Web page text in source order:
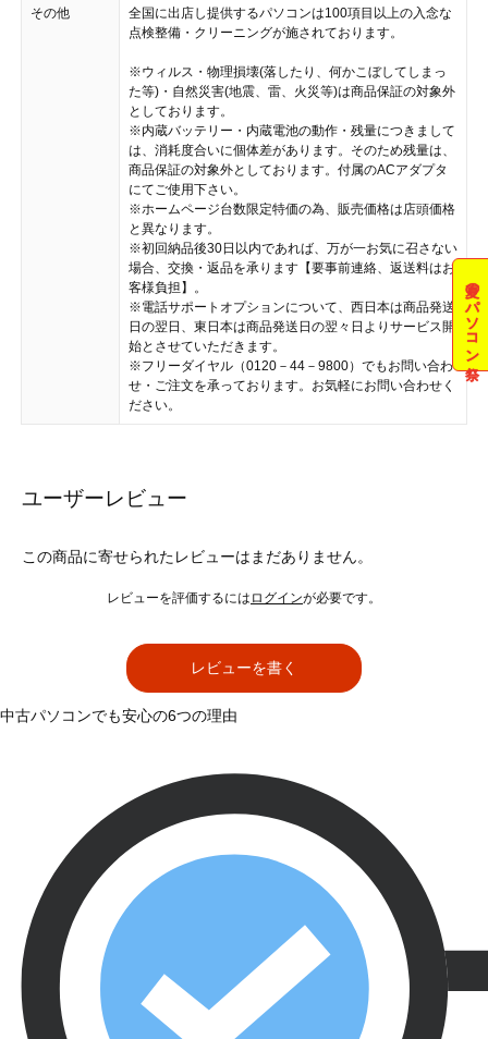
その他
全国に出店し提供するパソコンは100項目以上の入念な
点検整備・クリーニングが施されております。
※ウィルス・物理損壊(落したり、何かこぼしてしまっ
た等)・自然災害(地震、雷、火災等)は商品保証の対象外
としております。
※内蔵バッテリー・内蔵電池の動作・残量につきまして
は、消耗度合いに個体差があります。そのため残量は、
商品保証の対象外としております。付属のACアダプタ
にてご使用下さい。
※ホームページ台数限定特価の為、販売価格は店頭価格
と異なります。
※初回納品後30日以内であれば、万が一お気に召さない
場合、交換・返品を承ります【要事前連絡、返送料はお
客様負担】。
※電話サポートオプションについて、西日本は商品発送
日の翌日、東日本は商品発送日の翌々日よりサービス開
始とさせていただきます。
※フリーダイヤル（0120－44－9800）でもお問い合わ
せ・ご注文を承っております。お気軽にお問い合わせく
ださい。
ユーザーレビュー
この商品に寄せられたレビューはまだありません。
レビューを評価するには ログインが必要です。
レビューを書く
夏のパソコン祭
中古パソコンでも安心の6つの理由